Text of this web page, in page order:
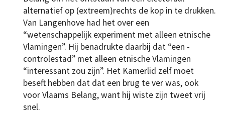
alternatief op (extreem)rechts de kop in te drukken.
Van Langenhove had het over een
“wetenschappelijk experiment met alleen etnische
Vlamingen”. Hij ­benadrukte daarbij dat “een ­
controlestad” met alleen etnische Vlamingen
“interessant zou zijn”. Het Kamerlid zelf moet
beseft hebben dat dat een brug te ver was, ook
voor Vlaams Belang, want hij wiste zijn tweet vrij
snel.